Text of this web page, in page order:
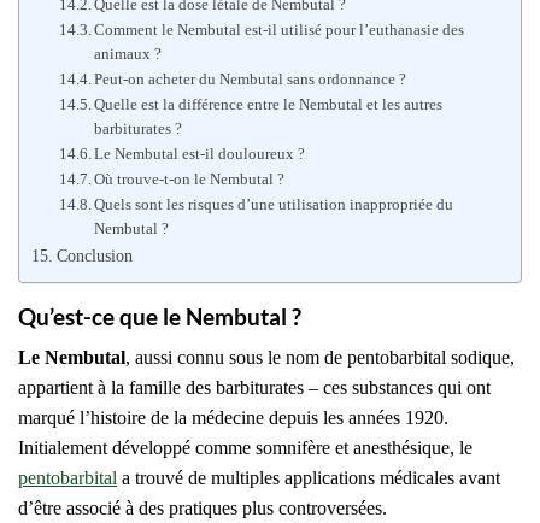
Quelle est la dose létale de Nembutal ?
Comment le Nembutal est-il utilisé pour l’euthanasie des
animaux ?
Peut-on acheter du Nembutal sans ordonnance ?
Quelle est la différence entre le Nembutal et les autres
barbiturates ?
Le Nembutal est-il douloureux ?
Où trouve-t-on le Nembutal ?
Quels sont les risques d’une utilisation inappropriée du
Nembutal ?
Conclusion
Qu’est-ce que le Nembutal ?
Le Nembutal, aussi connu sous le nom de pentobarbital sodique,
appartient à la famille des barbiturates – ces substances qui ont
marqué l’histoire de la médecine depuis les années 1920.
Initialement développé comme somnifère et anesthésique, le
pentobarbital a trouvé de multiples applications médicales avant
d’être associé à des pratiques plus controversées.